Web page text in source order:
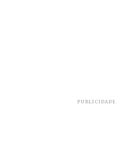
PUBLICIDADE